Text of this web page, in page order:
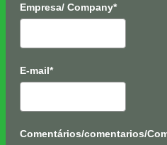
Empresa/ Company*
E-mail*
Comentários/comentarios/